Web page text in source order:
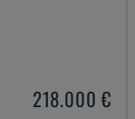
218.000 €